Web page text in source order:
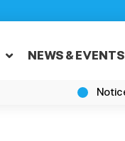
NEWS & EVENTS
Notice